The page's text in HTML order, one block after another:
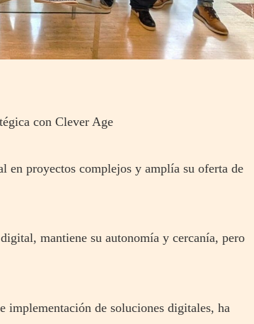
con Clever Age
en proyectos complejos y amplía su oferta de
mantiene su autonomía y cercanía, pero
implementación de soluciones digitales, ha